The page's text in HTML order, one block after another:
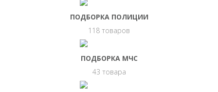
ПОДБОРКА ПОЛИЦИИ
118 товаров
ПОДБОРКА МЧС
43 товара